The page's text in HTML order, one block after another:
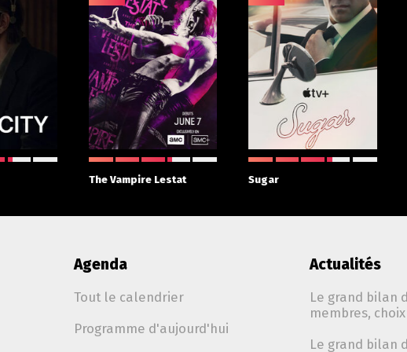
The Vampire Lestat Sugar
Agenda
Tout le calendrier
Programme d'aujourd'hui
Actualités
Le grand bilan
membres,
Le grand bilan